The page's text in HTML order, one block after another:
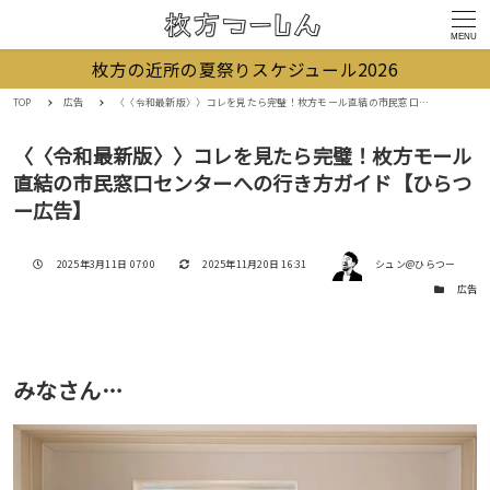
MENU
枚方の近所の夏祭りスケジュール2026
TOP 広告 〈〈令和最新版〉〉コレを見たら完璧！枚方モール直結の市民窓口センターへの行き方ガイド【ひらつー広告】
〈〈令和最新版〉〉コレを見たら完璧！枚方モール
直結の市民窓口センターへの行き方ガイド【ひらつ
ー広告】
投稿日
2025年3月11日 07:00 更新日
2025年11月20日 16:31 著者
シュン@ひらつー
カテゴリー
広告
みなさん…